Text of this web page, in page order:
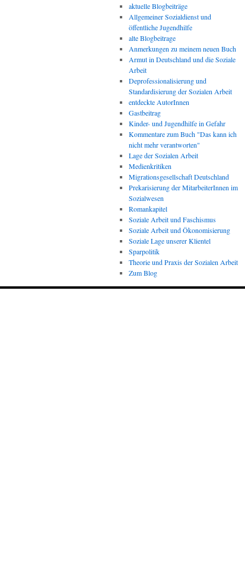
aktuelle Blogbeiträge
Allgemeiner Sozialdienst und
öffentliche Jugendhilfe
alte Blogbeitrage
Anmerkungen zu meinem neuen Buch
Armut in Deutschland und die Soziale
Arbeit
Deprofessionalisierung und
Standardisierung der Sozialen Arbeit
entdeckte AutorInnen
Gastbeitrag
Kinder- und Jugendhilfe in Gefahr
Kommentare zum Buch "Das kann ich
nicht mehr verantworten"
Lage der Sozialen Arbeit
Medienkritiken
Migrationsgesellschaft Deutschland
Prekarisierung der MitarbeiterInnen im
Sozialwesen
Romankapitel
Soziale Arbeit und Faschismus
Soziale Arbeit und Ökonomisierung
Soziale Lage unserer Klientel
Sparpolitik
Theorie und Praxis der Sozialen Arbeit
Zum Blog